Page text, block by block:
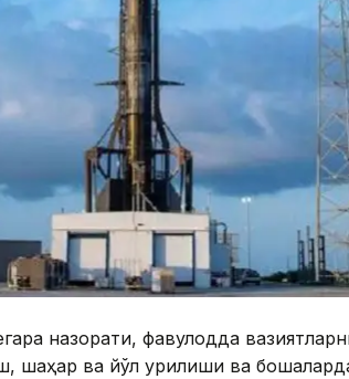
назорати, фавқулодда
шаҳар ва йўл қурилиши ва